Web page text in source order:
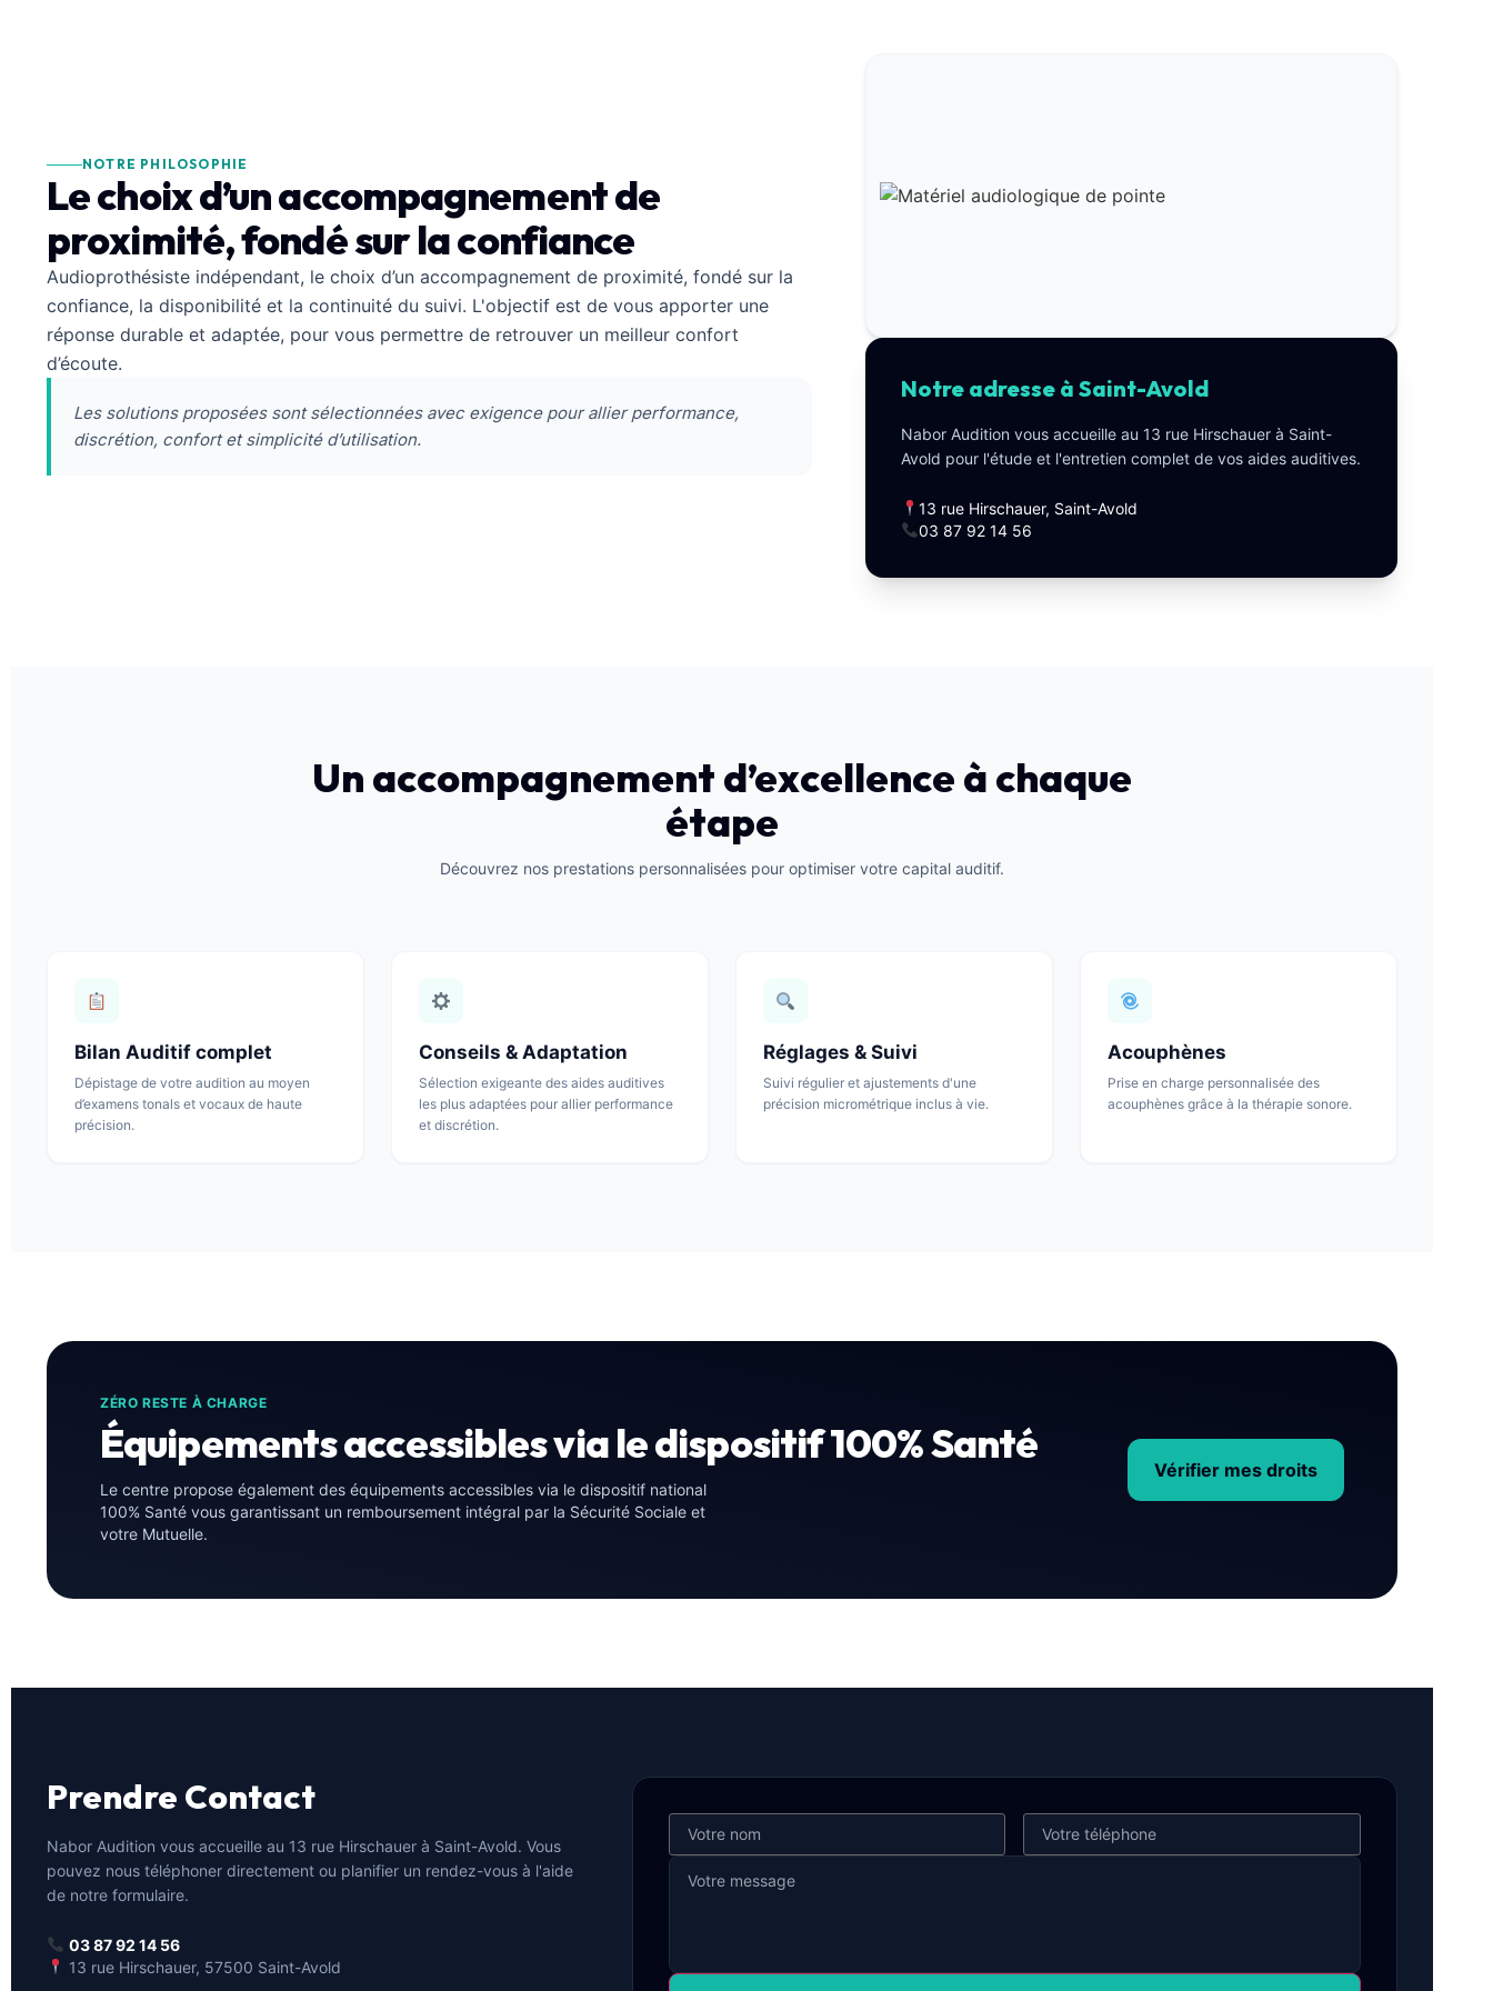
NOTRE PHILOSOPHIE
Le choix d’un accompagnement de
proximité, fondé sur la confiance
Audioprothésiste indépendant, le choix d’un accompagnement de proximité, fondé sur la
confiance, la disponibilité et la continuité du suivi. L'objectif est de vous apporter une
réponse durable et adaptée, pour vous permettre de retrouver un meilleur confort
d’écoute.
Les solutions proposées sont sélectionnées avec exigence pour allier performance,
discrétion, confort et simplicité d’utilisation.
Notre adresse à Saint-Avold
Nabor Audition vous accueille au 13 rue Hirschauer à Saint-
Avold pour l'étude et l'entretien complet de vos aides auditives.
13 rue Hirschauer, Saint-Avold
03 87 92 14 56
Un accompagnement d’excellence à chaque
étape
Découvrez nos prestations personnalisées pour optimiser votre capital auditif.
Bilan Auditif complet
Dépistage de votre audition au moyen
d’examens tonals et vocaux de haute
précision.
Conseils & Adaptation
Sélection exigeante des aides auditives
les plus adaptées pour allier performance
et discrétion.
Réglages & Suivi
Suivi régulier et ajustements d'une
précision micrométrique inclus à vie.
Acouphènes
Prise en charge personnalisée des
acouphènes grâce à la thérapie sonore.
ZÉRO RESTE À CHARGE
Équipements accessibles via le dispositif 100% Santé
Le centre propose également des équipements accessibles via le dispositif national
100% Santé vous garantissant un remboursement intégral par la Sécurité Sociale et
votre Mutuelle.
Vérifier mes droits
Prendre Contact
Nabor Audition vous accueille au 13 rue Hirschauer à Saint-Avold. Vous
pouvez nous téléphoner directement ou planifier un rendez-vous à l'aide
de notre formulaire.
03 87 92 14 56
13 rue Hirschauer, 57500 Saint-Avold